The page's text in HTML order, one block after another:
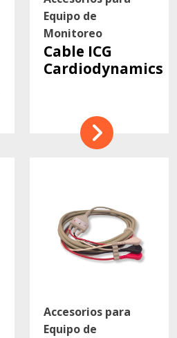
Equipo de
Monitoreo
Cable ICG
Cardiodynamics
Accesorios para
Equipo de